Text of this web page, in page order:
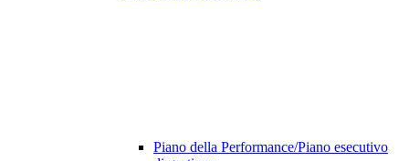
Piano della Performance/Piano esecutivo